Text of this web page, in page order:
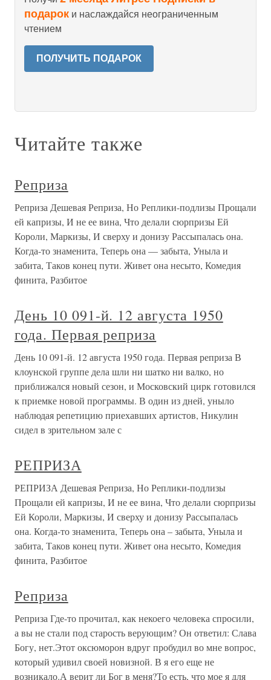
подарок и наслаждайся неограниченным
чтением
ПОЛУЧИТЬ ПОДАРОК
Читайте также
Реприза
Реприза Дешевая Реприза, Но Реплики-подлизы Прощали
ей капризы, И не ее вина, Что делали сюрпризы Ей
Короли, Маркизы, И сверху и донизу Рассыпалась она.
Когда-то знаменита, Теперь она — забыта, Уныла и
забита, Таков конец пути. Живет она несыто, Комедия
финита, Разбитое
День 10 091-й. 12 августа 1950
года. Первая реприза
День 10 091-й. 12 августа 1950 года. Первая реприза В
клоунской группе дела шли ни шатко ни валко, но
приближался новый сезон, и Московский цирк готовился
к приемке новой программы. В один из дней, уныло
наблюдая репетицию приехавших артистов, Никулин
сидел в зрительном зале с
РЕПРИЗА
РЕПРИЗА Дешевая Реприза, Но Реплики-подлизы
Прощали ей капризы, И не ее вина, Что делали сюрпризы
Ей Короли, Маркизы, И сверху и донизу Рассыпалась
она. Когда-то знаменита, Теперь она – забыта, Уныла и
забита, Таков конец пути. Живет она несыто, Комедия
финита, Разбитое
Реприза
Реприза Где-то прочитал, как некоего человека спросили,
а вы не стали под старость верующим? Он ответил: Слава
Богу, нет.Этот оксюморон вдруг пробудил во мне вопрос,
который удивил своей новизной. В я его еще не
возникало.А верит ли Бог в меня?То есть, что мое я для